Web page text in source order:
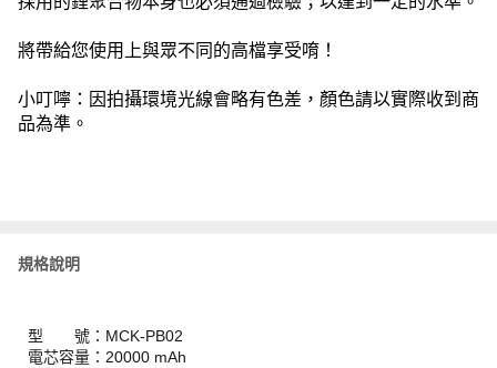
將帶給您使用上與眾不同的高檔享受唷！
小叮嚀：因拍攝環境光線會略有色差，顏色請以實際收到商
品為準。
規格說明
型 號：MCK-PB02
電芯容量：20000 mAh